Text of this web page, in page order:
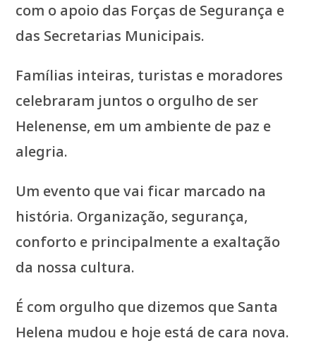
com o apoio das Forças de Segurança e
das Secretarias Municipais.
Famílias inteiras, turistas e moradores
celebraram juntos o orgulho de ser
Helenense, em um ambiente de paz e
alegria.
Um evento que vai ficar marcado na
história. Organização, segurança,
conforto e principalmente a exaltação
da nossa cultura.
É com orgulho que dizemos que Santa
Helena mudou e hoje está de cara nova.